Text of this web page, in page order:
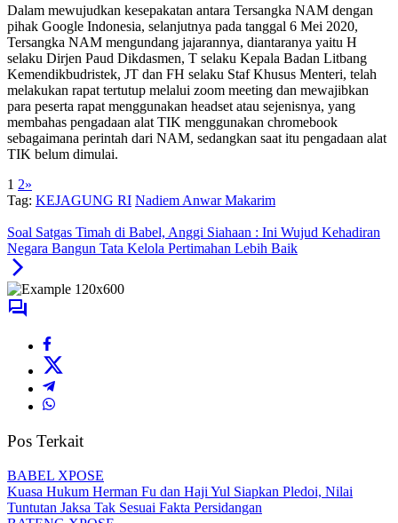
Dalam mewujudkan kesepakatan antara Tersangka NAM dengan
pihak Google Indonesia, selanjutnya pada tanggal 6 Mei 2020,
Tersangka NAM mengundang jajarannya, diantaranya yaitu H
selaku Dirjen Paud Dikdasmen, T selaku Kepala Badan Litbang
Kemendikbudristek, JT dan FH selaku Staf Khusus Menteri, telah
melakukan rapat tertutup melalui zoom meeting dan mewajibkan
para peserta rapat menggunakan headset atau sejenisnya, yang
membahas pengadaan alat TIK menggunakan chromebook
sebagaimana perintah dari NAM, sedangkan saat itu pengadaan alat
TIK belum dimulai.
1 2»
Tag: KEJAGUNG RI Nadiem Anwar Makarim
Soal Satgas Timah di Babel, Anggi Siahaan : Ini Wujud Kehadiran
Negara Bangun Tata Kelola Pertimahan Lebih Baik
Pos Terkait
BABEL XPOSE
Kuasa Hukum Herman Fu dan Haji Yul Siapkan Pledoi, Nilai
Tuntutan Jaksa Tak Sesuai Fakta Persidangan